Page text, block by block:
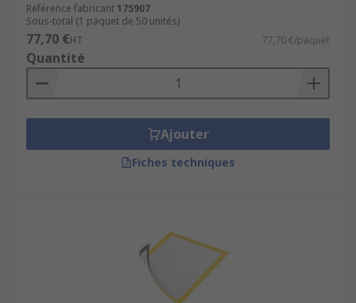
Référence fabricant 175907
Sous-total (1 paquet de 50 unités)
77,70 €HT 77,70 €/paquet
Quantité
Ajouter
Fiches techniques